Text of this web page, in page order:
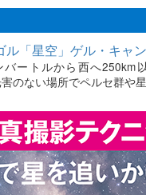
ル「星空」ゲル・キャ
バートルから西へ250km
のない場所でペルセ群や